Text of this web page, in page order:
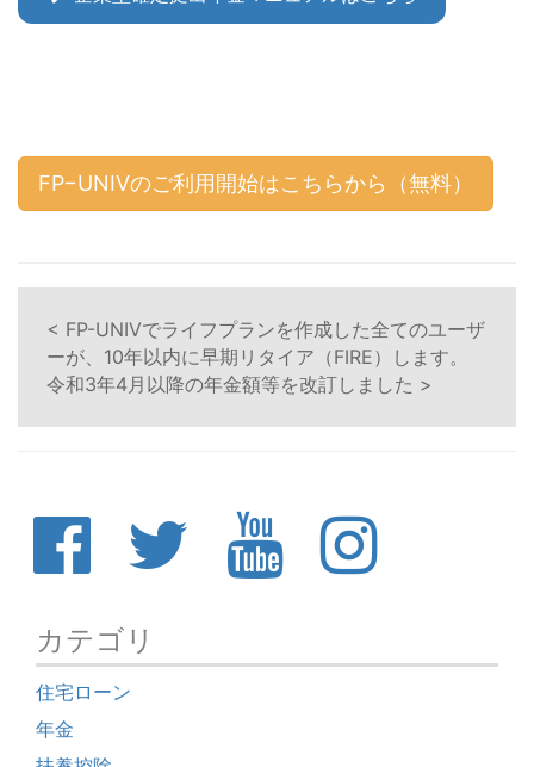
FP−UNIVのご利用開始はこちらから（無料）
< FP-UNIVでライフプランを作成した全てのユーザ
ーが、10年以内に早期リタイア（FIRE）します。
令和3年4月以降の年金額等を改訂しました >
カテゴリ
住宅ローン
年金